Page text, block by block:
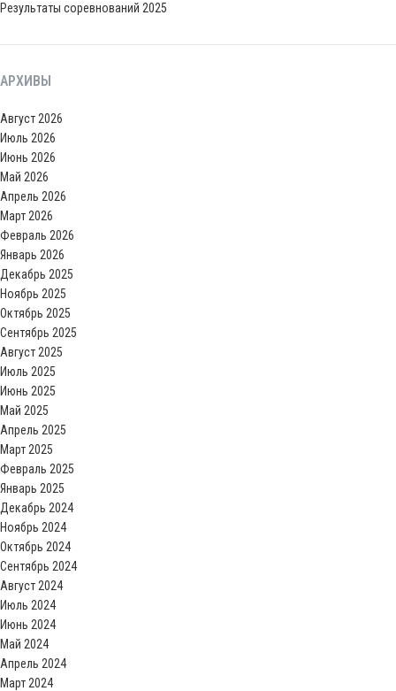
Результаты соревнований 2025
АРХИВЫ
Август 2026
Июль 2026
Июнь 2026
Май 2026
Апрель 2026
Март 2026
Февраль 2026
Январь 2026
Декабрь 2025
Ноябрь 2025
Октябрь 2025
Сентябрь 2025
Август 2025
Июль 2025
Июнь 2025
Май 2025
Апрель 2025
Март 2025
Февраль 2025
Январь 2025
Декабрь 2024
Ноябрь 2024
Октябрь 2024
Сентябрь 2024
Август 2024
Июль 2024
Июнь 2024
Май 2024
Апрель 2024
Март 2024